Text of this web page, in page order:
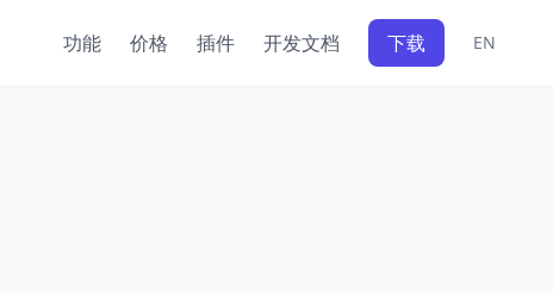
功能 价格 插件 开发文档 下载 EN